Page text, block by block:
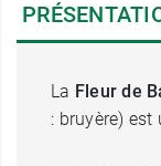
La Fleur de
: bruyère)